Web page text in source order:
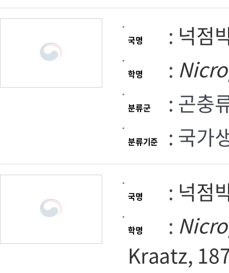
국명 : 넉점
학명 :
분류군 : 곤충
분류기준 : 국가
국명 : 넉점
학명 :
Kraatz,